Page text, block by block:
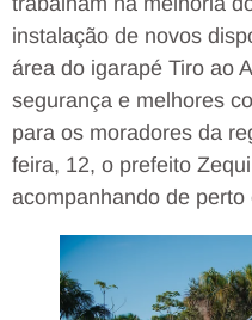
instalação de novos
área do igarapé Tiro ao
segurança e melhores
para os moradores da
feira, 12, o prefeito
acompanhando de